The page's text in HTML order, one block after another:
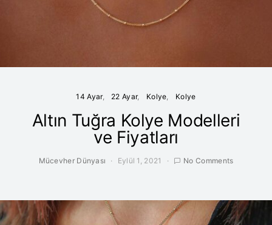
14 Ayar 22 Ayar Kolye Kolye
Altın Tuğra Kolye Modelleri
ve Fiyatları
Mücevher Dünyası Eylül 1, 2021 No Comments